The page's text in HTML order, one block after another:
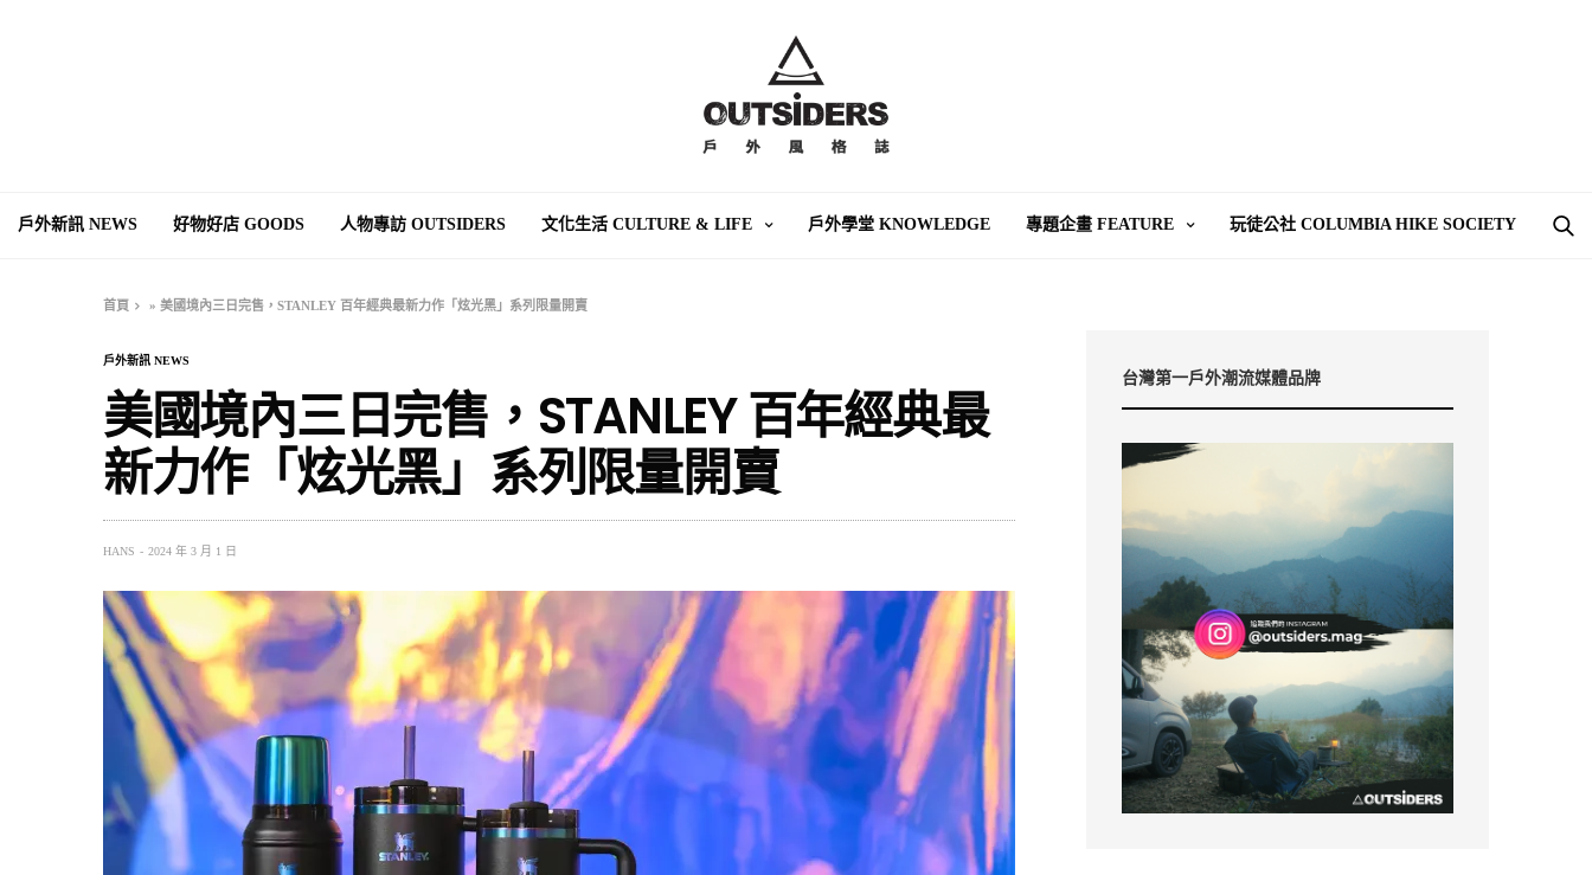
戶外新訊 NEWS 好物好店 GOODS 人物專訪 OUTSIDERS 文化生活 CULTURE & LIFE 戶外學堂 KNOWLEDGE 專題企畫 FEATURE 玩徒公社 COLUMBIA HIKE SOCIETY
首頁 »美國境內三日完售，STANLEY 百年經典最新力作「炫光黑」系列限量開賣
戶外新訊 NEWS
美國境內三日完售，STANLEY 百年經典最
新力作「炫光黑」系列限量開賣
HANS 2024 年 3 月 1 日
台灣第一戶外潮流媒體品牌